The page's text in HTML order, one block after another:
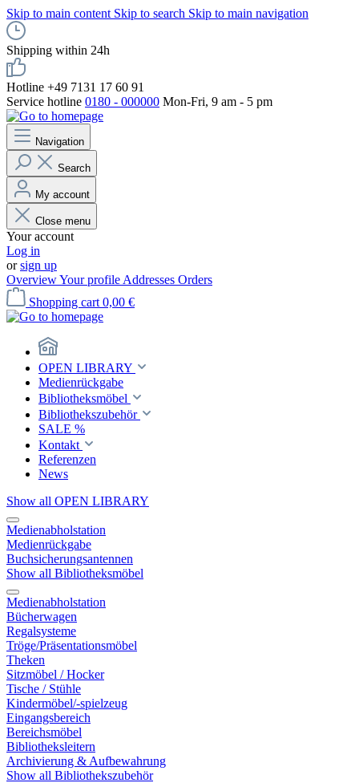
Skip to main content Skip to search Skip to main navigation
Shipping within 24h
Hotline +49 7131 17 60 91
Service hotline 0180 - 000000 Mon-Fri, 9 am - 5 pm
Navigation
Search
My account
Close menu
Your account
Log in
orsign up
OverviewYour profile Addresses Orders
Shopping cart 0,00 €
OPEN LIBRARY
Medienrückgabe
Bibliotheksmöbel
Bibliothekszubehör
SALE %
Kontakt
Referenzen
News
Show all OPEN LIBRARY
Medienabholstation
Medienrückgabe
Buchsicherungsantennen
Show all Bibliotheksmöbel
Medienabholstation
Bücherwagen
Regalsysteme
Tröge/Präsentationsmöbel
Theken
Sitzmöbel / Hocker
Tische / Stühle
Kindermöbel/-spielzeug
Eingangsbereich
Bereichsmöbel
Bibliotheksleitern
Archivierung & Aufbewahrung
Show all Bibliothekszubehör